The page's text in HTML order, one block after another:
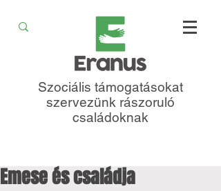
Szociális támogatásokat
szervezünk rászoruló
családoknak
Emese és családja